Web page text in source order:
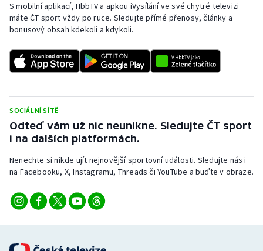
S mobilní aplikací, HbbTV a apkou iVysílání ve své chytré televizi
máte ČT sport vždy po ruce. Sledujte přímé přenosy, články a
bonusový obsah kdekoli a kdykoli.
SOCIÁLNÍ SÍTĚ
Odteď vám už nic neunikne. Sledujte ČT sport
i na dalších platformách.
Nenechte si nikde ujít nejnovější sportovní události. Sledujte nás i
na Facebooku, X, Instagramu, Threads či YouTube a buďte v obraze.